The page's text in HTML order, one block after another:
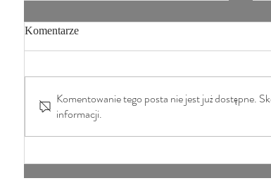
Agaty są jak dzieci...
Komentarze
Komentowanie tego posta nie jest już dostępne.
informacji.